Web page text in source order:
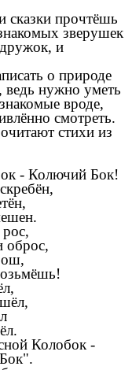
сказки прочтёшь
зверушек
и
о природе
ведь нужно уметь
вроде,
смотреть.
стихи из
- Колючий Бок!
оброс,
Колобок -